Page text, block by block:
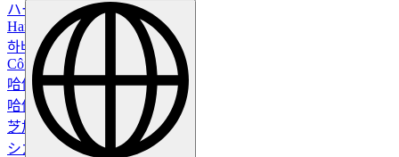
ハーバード引用生成器
Harvard-Zitiergenerator
하버드 인용 생성기
Công cụ trích dẫn Harvard
哈佛引用生成器
哈佛引用生成器
芝加哥引用生成器
シカゴ引用生成器